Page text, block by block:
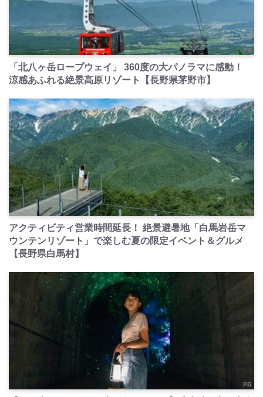
PR
「北八ヶ岳ロープウェイ」 360度の大パノラマに感動！
涼感あふれる絶景高原リゾート【長野県茅野市】
PR
アクティビティ営業時間延長！ 絶景避暑地「白馬岩岳マ
ウンテンリゾート」で楽しむ夏の限定イベント＆グルメ
【長野県白馬村】
PR